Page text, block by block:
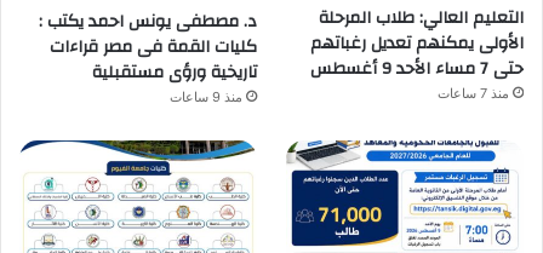
التعليم العالي: طلاب المرحلة
الأولى يمكنهم تعديل رغباتهم
حتى 7 مساء الأحد 9 أغسطس
منذ 7 ساعات
د. مصطفى يونس احمد يكتب :
كليات القمة فى مصر قراءات
تاريخية ورؤى مستقبلية
منذ 9 ساعات